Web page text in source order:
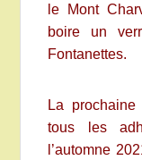
le Mont
boire un
Fontanettes.
La
tous les
l’automne